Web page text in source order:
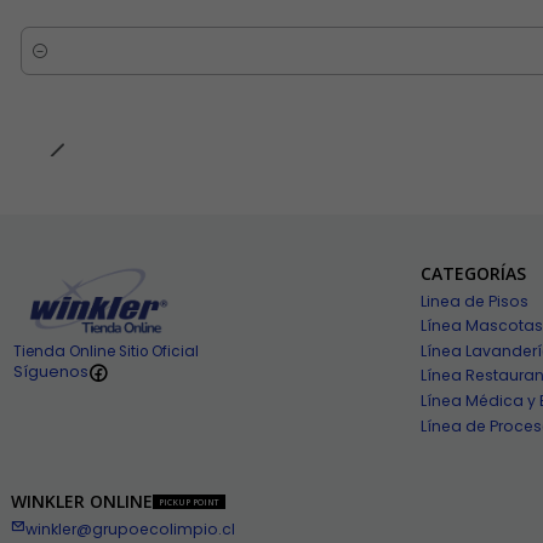
Cantidad
Tienda Online Sitio Oficial
Síguenos
CATEGORÍAS
Linea de Pisos
Línea Mascotas
Línea
Línea
Línea Médica y
Línea de
WINKLER ONLINE PICKUP POINT
winkler@grupoecolimpio.cl